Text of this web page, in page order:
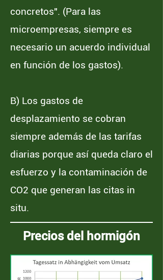
concretos". (Para las
microempresas, siempre es
necesario un acuerdo individual
en función de los gastos).
B) Los gastos de
desplazamiento se cobran
siempre además de las tarifas
diarias porque así queda claro el
esfuerzo y la contaminación de
CO2 que generan las citas in
situ.
Precios del hormigón